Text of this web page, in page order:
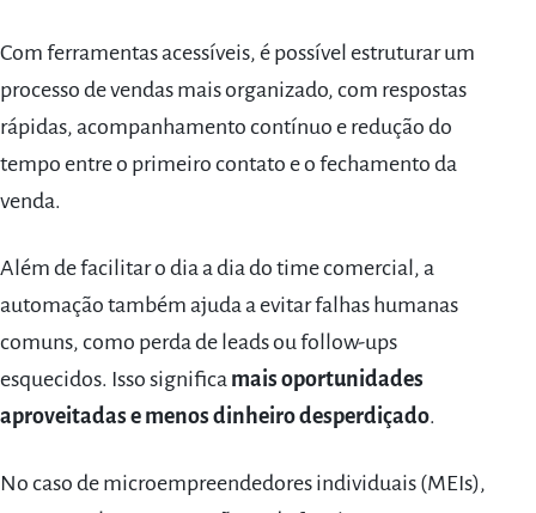
Com ferramentas acessíveis, é possível estruturar um
processo de vendas mais organizado, com respostas
rápidas, acompanhamento contínuo e redução do
tempo entre o primeiro contato e o fechamento da
venda.
Além de facilitar o dia a dia do time comercial, a
automação também ajuda a evitar falhas humanas
comuns, como perda de leads ou follow-ups
esquecidos. Isso significa mais oportunidades
aproveitadas e menos dinheiro desperdiçado.
No caso de microempreendedores individuais (MEIs),